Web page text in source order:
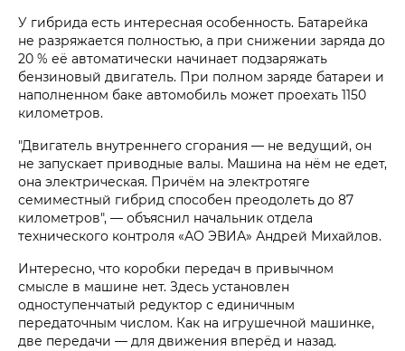
У гибрида есть интересная особенность. Батарейка
не разряжается полностью, а при снижении заряда до
20 % её автоматически начинает подзаряжать
бензиновый двигатель. При полном заряде батареи и
наполненном баке автомобиль может проехать 1150
километров.
"Двигатель внутреннего сгорания — не ведущий, он
не запускает приводные валы. Машина на нём не едет,
она электрическая. Причём на электротяге
семиместный гибрид способен преодолеть до 87
километров", — объяснил начальник отдела
технического контроля «АО ЭВИА» Андрей Михайлов.
Интересно, что коробки передач в привычном
смысле в машине нет. Здесь установлен
одноступенчатый редуктор с единичным
передаточным числом. Как на игрушечной машинке,
две передачи — для движения вперёд и назад.